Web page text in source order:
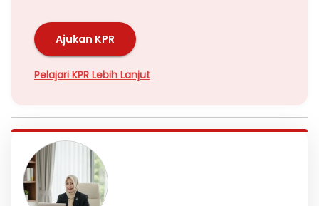
Ajukan KPR
Pelajari KPR Lebih Lanjut